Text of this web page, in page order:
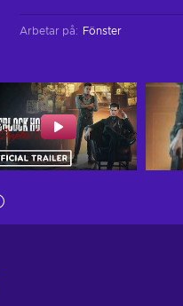
Arbetar på: Fönster